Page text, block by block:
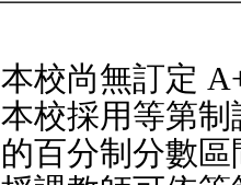
本校尚無訂定
本校採用等第
的百分制分數